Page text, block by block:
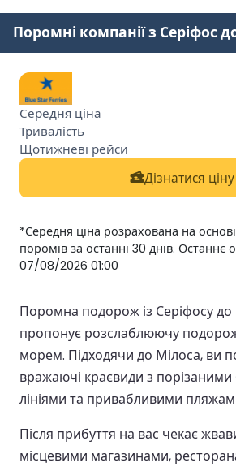
Поромні компанії з Серіфос
Дізнатися ціну
*Середня ціна розрахована на
поромів за останні 30 днів. Останнє
07/08/2026 01:00
Поромна подорож із Серіфосу до
пропонує розслаблюючу
морем. Підходячи до Мілоса, ви
вражаючі краєвиди з
лініями та привабливими
Після прибуття на вас чекає
місцевими магазинами,